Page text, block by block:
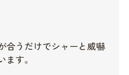
合うだけでシャーと威嚇
ます。